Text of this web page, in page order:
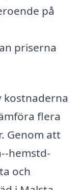
på
priserna
kostnaderna
flera
Genom att
hemstd-
och